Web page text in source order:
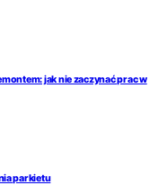
jak nie zaczynać prac w
parkietu